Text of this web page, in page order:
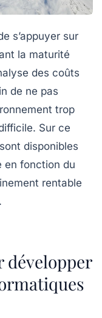
s’appuyer sur
la maturité
des coûts
de ne pas
trop
Sur ce
disponibles
en fonction du
rentable
développer